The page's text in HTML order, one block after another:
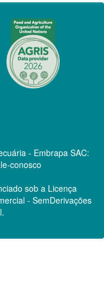
- Embrapa SAC:
conosco
sob a Licença
- SemDerivações